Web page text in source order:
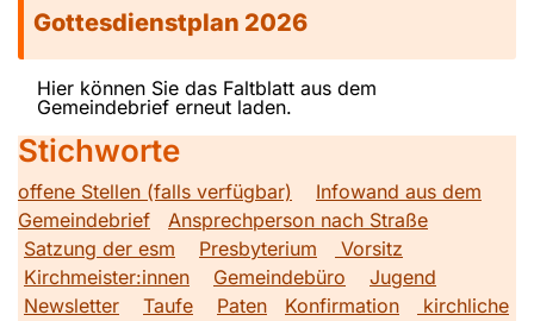
Gottesdienstplan 2026
Hier können Sie das Faltblatt aus dem
Gemeindebrief erneut laden.
Stichworte
offene Stellen (falls verfügbar)
Infowand aus dem
Gemeindebrief
Ansprechperson nach Straße
Satzung der esm
Presbyterium
Vorsitz
Kirchmeister:innen
Gemeindebüro
Jugend
Newsletter
Taufe Paten Konfirmation
kirchliche